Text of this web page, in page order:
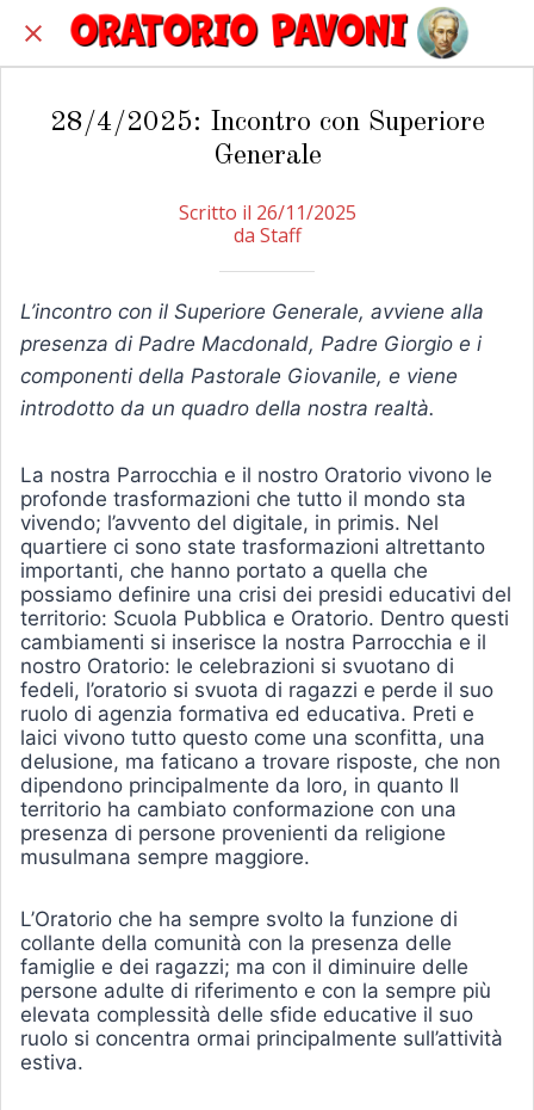
28/4/2025: Incontro con Superiore
Generale
Scritto il 26/11/2025
da Staff
L’incontro con il Superiore Generale, avviene alla
presenza di Padre Macdonald, Padre Giorgio e i
componenti della Pastorale Giovanile, e viene
introdotto da un quadro della nostra realtà.
La nostra Parrocchia e il nostro Oratorio vivono le
profonde trasformazioni che tutto il mondo sta
vivendo; l’avvento del digitale, in primis. Nel
quartiere ci sono state trasformazioni altrettanto
importanti, che hanno portato a quella che
possiamo definire una crisi dei presidi educativi del
territorio: Scuola Pubblica e Oratorio. Dentro questi
cambiamenti si inserisce la nostra Parrocchia e il
nostro Oratorio: le celebrazioni si svuotano di
fedeli, l’oratorio si svuota di ragazzi e perde il suo
ruolo di agenzia formativa ed educativa. Preti e
laici vivono tutto questo come una sconfitta, una
delusione, ma faticano a trovare risposte, che non
dipendono principalmente da loro, in quanto Il
territorio ha cambiato conformazione con una
presenza di persone provenienti da religione
musulmana sempre maggiore.
L’Oratorio che ha sempre svolto la funzione di
collante della comunità con la presenza delle
famiglie e dei ragazzi; ma con il diminuire delle
persone adulte di riferimento e con la sempre più
elevata complessità delle sfide educative il suo
ruolo si concentra ormai principalmente sull’attività
estiva.